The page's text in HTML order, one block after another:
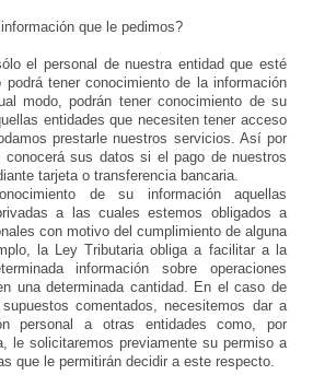
que le pedimos?
el personal de nuestra entidad que esté
podrá tener conocimiento de la información
modo, podrán tener conocimiento de su
entidades que necesiten tener acceso
prestarle nuestros servicios. Así por
conocerá sus datos si el pago de nuestros
tarjeta o transferencia bancaria.
de su información aquellas
a las cuales estemos obligados a
con motivo del cumplimiento de alguna
la Ley Tributaria obliga a facilitar a la
información sobre operaciones
una determinada cantidad. En el caso de
comentados, necesitemos dar a
personal a otras entidades como, por
le solicitaremos previamente su permiso a
que le permitirán decidir a este respecto.